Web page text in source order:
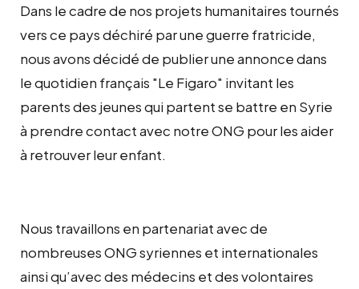
Dans le cadre de nos projets humanitaires tournés
vers ce pays déchiré par une guerre fratricide,
nous avons décidé de publier une annonce dans
le quotidien français "Le Figaro" invitant les
parents des jeunes qui partent se battre en Syrie
à prendre contact avec notre ONG pour les aider
à retrouver leur enfant.
Nous travaillons en partenariat avec de
nombreuses ONG syriennes et internationales
ainsi qu’avec des médecins et des volontaires